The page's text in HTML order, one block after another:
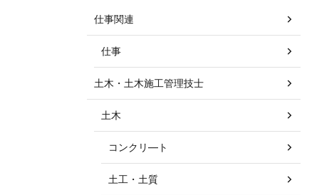
仕事関連
仕事
土木・土木施工管理技士
土木
コンクリ―ト
土工・土質